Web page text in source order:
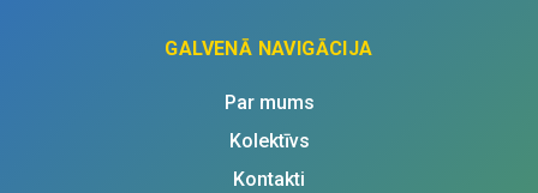
GALVENĀ NAVIGĀCIJA
Par mums
Kolektīvs
Kontakti